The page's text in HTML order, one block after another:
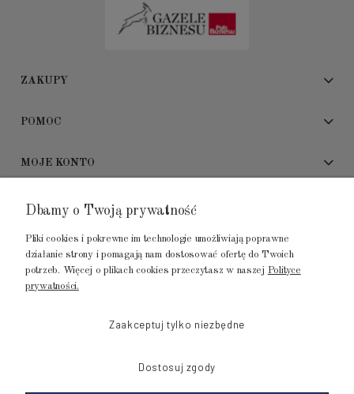
ZAKUPY
POMOC
MOJE KONTO
ADRES SHOWROOMU
GALERIA METROPOLIA
ul. Jana Kilińskiego 4
Dbamy o Twoją prywatność
Pliki cookies i pokrewne im technologie umożliwiają poprawne
działanie strony i pomagają nam dostosować ofertę do Twoich
potrzeb. Więcej o plikach cookies przeczytasz w naszej Polityce
prywatności.
Zaakceptuj tylko niezbędne
Dostosuj zgody